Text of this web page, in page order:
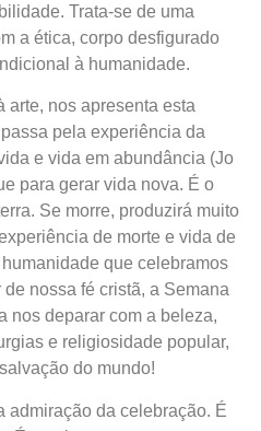
Trata-se de uma
a ética, corpo desfigurado
à humanidade.
arte, nos apresenta esta
pela experiência da
e vida em abundância (Jo
para gerar vida nova. É o
Se morre, produzirá muito
de morte e vida de
que celebramos
nossa fé cristã, a Semana
nos deparar com a beleza,
e religiosidade popular,
do mundo!
admiração da celebração. É